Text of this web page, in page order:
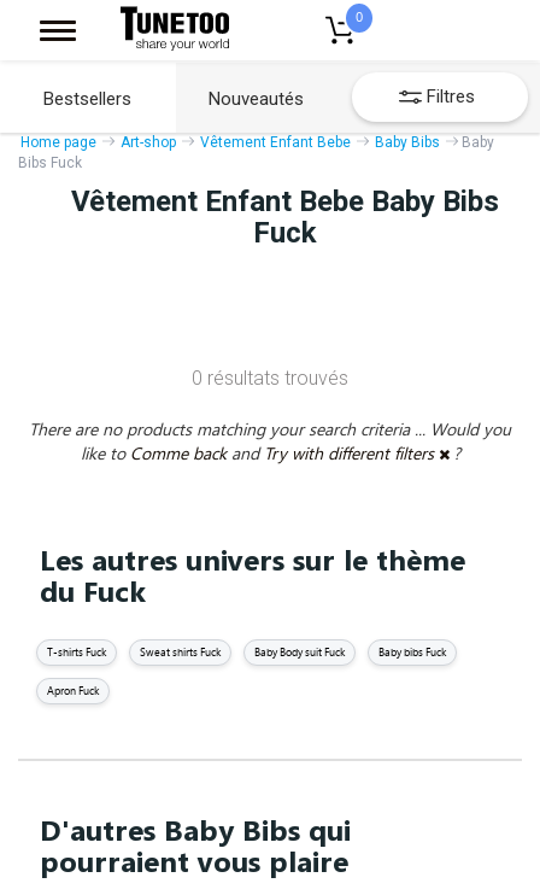
0
Bestsellers Nouveautés Filtres
Home page Art-shop Vêtement Enfant Bebe Baby Bibs
Baby
Bibs Fuck
Vêtement Enfant Bebe Baby Bibs
Fuck
0 résultats trouvés
There are no products matching your search criteria ... Would you
like to Comme back and Try with different filters ?
Les autres univers sur le thème
du Fuck
T-shirts Fuck Sweat shirts Fuck Baby Body suit Fuck Baby bibs Fuck
Apron Fuck
D'autres Baby Bibs qui
pourraient vous plaire